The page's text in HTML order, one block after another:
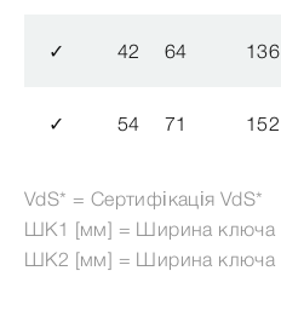
✓ 42 64 136
✓ 54 71 152
VdS* = Сертифікація VdS*
ШК1 [мм] = Ширина ключа
ШК2 [мм] = Ширина ключа